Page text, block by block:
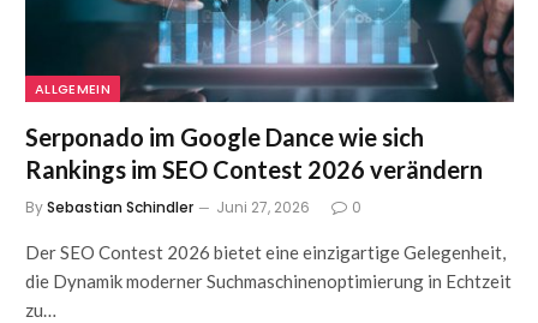
ALLGEMEIN
Serponado im Google Dance wie sich
Rankings im SEO Contest 2026 verändern
BySebastian Schindler Juni 27, 2026 0
Der SEO Contest 2026 bietet eine einzigartige Gelegenheit,
die Dynamik moderner Suchmaschinenoptimierung in Echtzeit
zu…